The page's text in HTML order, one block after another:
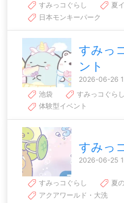
すみっコぐらし
夏
日本モンキーパーク
すみっ
ント
2026-06-26
池袋
すみっコぐらし
体験型イベント
すみっ
2026-06-25
すみっコぐらし
夏
アクアワールド・大洗